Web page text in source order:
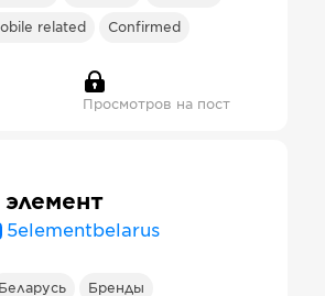
related Confirmed
Просмотров на пост
элемент
5elementbelarus
Беларусь Бренды